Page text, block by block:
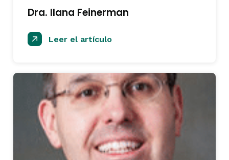
Dra. IIana Feinerman
Leer el artículo